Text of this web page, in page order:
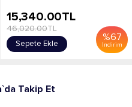
%67
İndirim
15,340.00TL
46,020.00TL
Sepete Ekle
Takip Et